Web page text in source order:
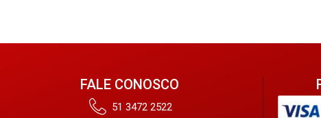
FALE CONOSCO
51 3472 2522